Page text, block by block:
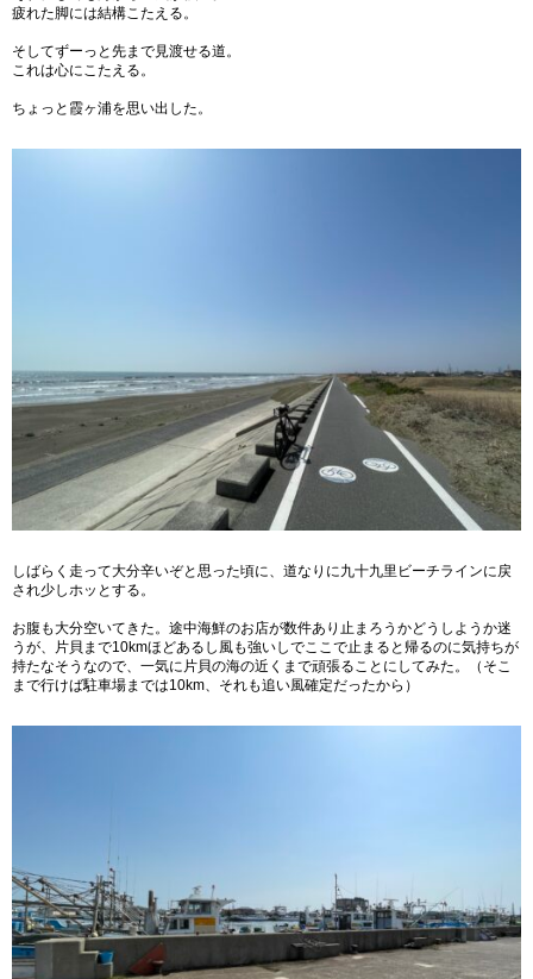
疲れた脚には結構こたえる。
そしてずーっと先まで見渡せる道。
これは心にこたえる。
ちょっと霞ヶ浦を思い出した。
しばらく走って大分辛いぞと思った頃に、道なりに九十九里ビーチラインに戻
され少しホッとする。
お腹も大分空いてきた。途中海鮮のお店が数件あり止まろうかどうしようか迷
うが、片貝まで10kmほどあるし風も強いしでここで止まると帰るのに気持ちが
持たなそうなので、一気に片貝の海の近くまで頑張ることにしてみた。（そこ
まで行けば駐車場までは10km、それも追い風確定だったから）